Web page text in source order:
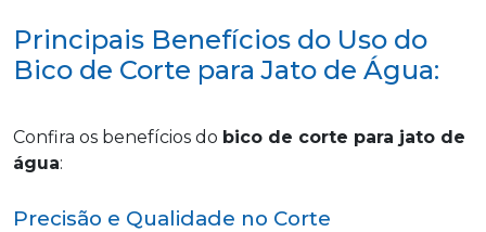
Principais Benefícios do Uso do
Bico de Corte para Jato de Água:
Confira os benefícios do bico de corte para jato de
água:
Precisão e Qualidade no Corte